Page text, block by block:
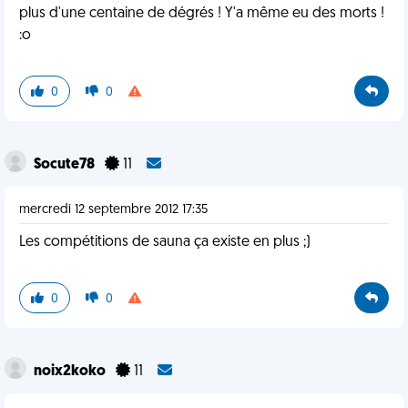
plus d'une centaine de dégrés ! Y'a même eu des morts !
:o
0 0
Socute78
mercredi 12 septembre 2012 17:35
Les compétitions de sauna ça existe en plus ;)
0 0
noix2koko